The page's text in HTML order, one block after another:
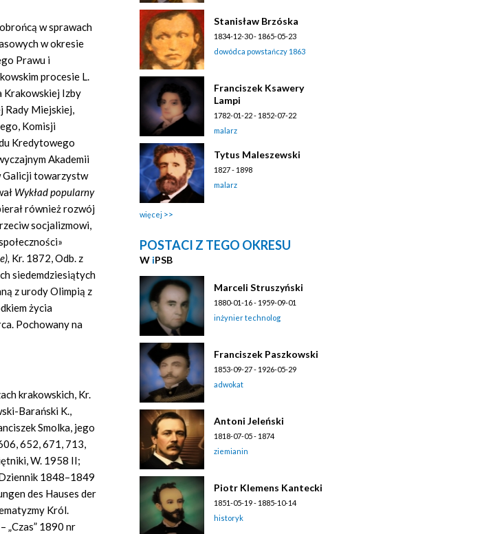
w sprawach
w okresie
Prawu i
procesie L.
Krakowskiej Izby
Rady Miejskiej,
Komisji
Kredytowego
Akademii
Galicji towarzystw
Wykład popularny
również rozwój
socjalizmowi,
Kr. 1872, Odb. z
siedemdziesiątych
z urody Olimpią z
życia
Pochowany na
krakowskich, Kr.
Barański K.,
Smolka, jego
652, 671, 713,
W. 1958 II;
1848–1849
des Hauses der
Król.
„Czas” 1890 nr
Stanisław Brzóska
1834-12-30 - 1865-05-23
dowódca powstańczy 1863
Franciszek Ksawery
Lampi
1782-01-22 - 1852-07-22
malarz
Tytus Maleszewski
1827 - 1898
malarz
więcej
POSTACI Z TEGO OKRESU
W iPSB
Marceli Struszyński
1880-01-16 - 1959-09-01
inżynier technolog
Franciszek Paszkowski
1853-09-27 - 1926-05-29
adwokat
Antoni Jeleński
1818-07-05 - 1874
ziemianin
Piotr Klemens Kantecki
1851-05-19 - 1885-10-14
historyk